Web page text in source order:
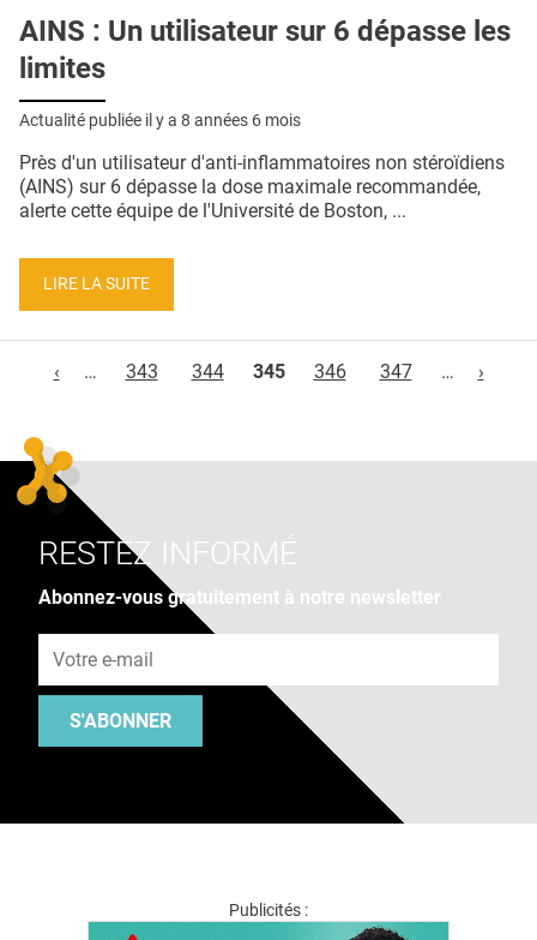
AINS : Un utilisateur sur 6 dépasse les
limites
Actualité publiée il y a 8 années 6 mois
Près d'un utilisateur d'anti-inflammatoires non stéroïdiens
(AINS) sur 6 dépasse la dose maximale recommandée,
alerte cette équipe de l'Université de Boston, ...
LIRE LA SUITE
‹
… 343 344 345 346 347 … ›
RESTEZ INFORMÉ
Abonnez-vous gratuitement à notre newsletter
S'ABONNER
Publicités :